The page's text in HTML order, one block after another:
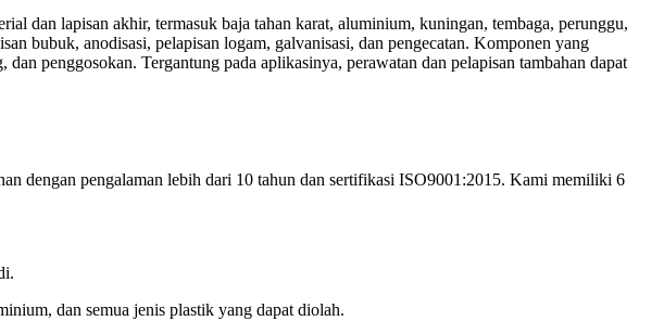
dan lapisan akhir, termasuk baja tahan karat, aluminium, kuningan, tembaga, perunggu,
bubuk, anodisasi, pelapisan logam, galvanisasi, dan pengecatan. Komponen yang
penggosokan. Tergantung pada aplikasinya, perawatan dan pelapisan tambahan dapat
dengan pengalaman lebih dari 10 tahun dan sertifikasi ISO9001:2015. Kami memiliki 6
dan semua jenis plastik yang dapat diolah.